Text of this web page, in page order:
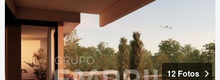
12 Fotos